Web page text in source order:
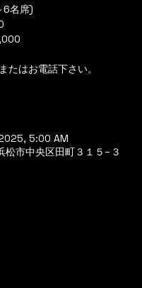
6名席)
たはお電話下さい。
5:00 AM
市中央区田町３１５−３